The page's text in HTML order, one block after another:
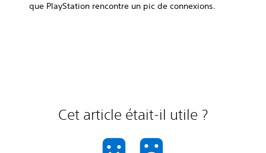
que PlayStation rencontre un pic de connexions.
Cet article était-il utile ?